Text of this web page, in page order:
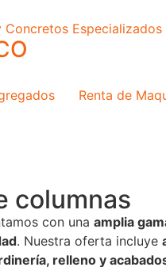
Renta de
columnas
con una amplia
. Nuestra oferta incluye
relleno y